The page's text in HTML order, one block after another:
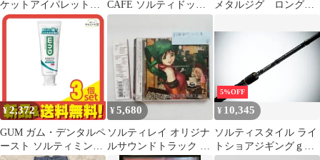
ケットアイパレット
EP04 ソルティキャラメ
CAFE ソルティドッグ
カフェ Hanes
メタルジグ ロングジ
売り ④
¥2,372
GUM ガム・デンタルペ
ースト ソルティミント
¥5,680
ソルティレイ オリジナ
ルサウンドトラック 2
5%OFF
¥ 10,345
ソルティスタイル ライ
トショアジギングｇ